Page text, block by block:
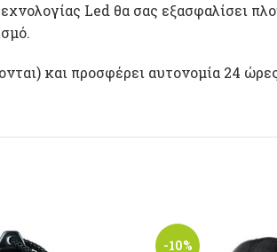
Led θα σας εξασφαλίσει
και προσφέρει αυτονομία 24
-10%